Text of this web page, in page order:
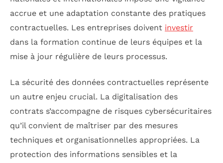
accrue et une adaptation constante des pratiques
contractuelles. Les entreprises doivent investir
dans la formation continue de leurs équipes et la
mise à jour régulière de leurs processus.
La sécurité des données contractuelles représente
un autre enjeu crucial. La digitalisation des
contrats s’accompagne de risques cybersécuritaires
qu’il convient de maîtriser par des mesures
techniques et organisationnelles appropriées. La
protection des informations sensibles et la